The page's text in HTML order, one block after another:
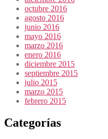
octubre 2016
agosto 2016
junio 2016
mayo 2016
marzo 2016
enero 2016
diciembre 2015
septiembre 2015
julio 2015
marzo 2015
febrero 2015
Categorías